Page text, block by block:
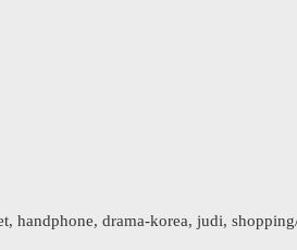
handphone, drama-korea, judi,